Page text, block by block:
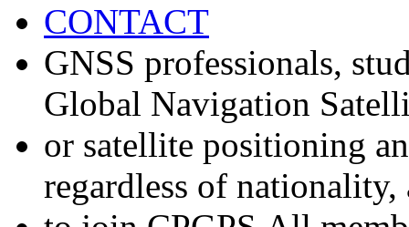
CONTACT
GNSS professionals,
Global Navigation
or satellite positioning
regardless of nationality,